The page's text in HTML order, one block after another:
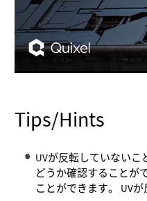
Tips/Hints
UVが反転していないこ
どうか確認することが
ことができます。 UV